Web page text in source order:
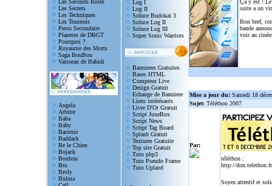
Les Seconds Roles
Les Secrets
Les Techniques
Les Tournois
Perso Secondaire
Planetes de DBGT
Pourquoi ?
Royaume des Morts
Saga BouBou
Vaisseau de Babidi
Angela
Arbitre
Baba
Baby
Bacterie
Baddack
Be le Chien
Bojack
Boubou
Bra
Broly
Bulma
Log I
Log II
Soluce Budokai 3
Soluce Log II
Soluce Log III
Super Sonic Warriors
Bannieres Gratuites
Bases HTML
Compteur Live
Design Gratuit
Echange de Banniere
Liens intérésants
Livre D'Or Gratuit
Script JuxeBox
Script News
Script Tag Board
Splash Gratuit
Textures Gratuite
Top site Gratuit
Tuto php3
Tuto Pseudo Frame
Tuto Uplaod
Ça y est !
suite a un
Bon bref,
bande
voir au
Mise a jour du: Samedi 18
Sujet: Téléthon 2007
Par:
téléthon :
http://
Soyez attentif et